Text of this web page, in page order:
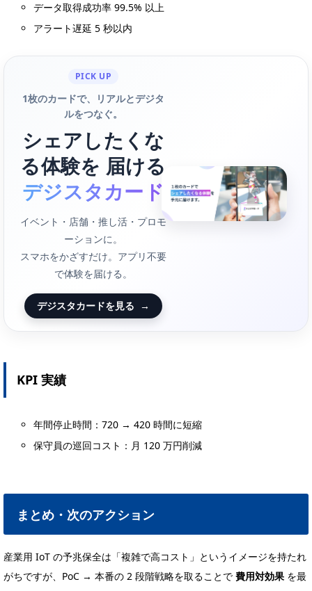
データ取得成功率 99.5% 以上
アラート遅延 5 秒以内
PICK UP
1枚のカードで、リアルとデジタ
ルをつなぐ。
シェアしたくな
る体験を 届ける
デジスタカード
イベント・店舗・推し活・プロモ
ーションに。
スマホをかざすだけ。アプリ不要
で体験を届ける。
デジスタカードを見る →
KPI 実績
年間停止時間：720 → 420 時間に短縮
保守員の巡回コスト：月 120 万円削減
まとめ・次のアクション
産業用 IoT の予兆保全は「複雑で高コスト」というイメージを持たれ
がちですが、PoC → 本番の 2 段階戦略を取ることで 費用対効果 を最